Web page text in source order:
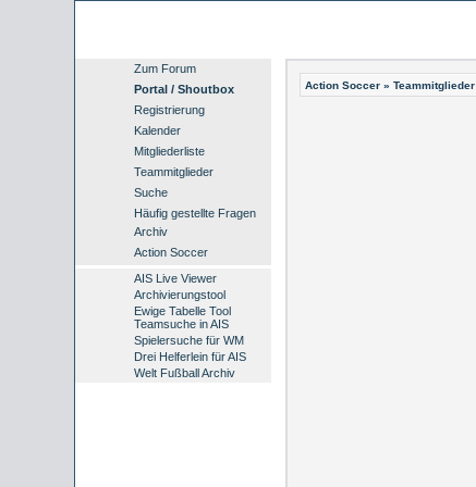
Zum Forum
Portal / Shoutbox
Registrierung
Kalender
Mitgliederliste
Teammitglieder
Suche
Häufig gestellte Fragen
Archiv
Action Soccer
AIS Live Viewer
Archivierungstool
Ewige Tabelle Tool
Teamsuche in AIS
Spielersuche für WM
Drei Helferlein für AIS
Welt Fußball Archiv
Action Soccer » Teammitglieder